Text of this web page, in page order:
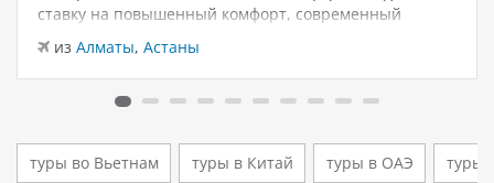
ставку на повышенный комфорт, современный
дизайн и атмосферу спокойного семейного отдыха у
моря. Отель остаётся популярным выбором для тех,
кто ищет семейный отель в…
из Алматы, Астаны
туры во Вьетнам туры в Китай туры в ОАЭ туры